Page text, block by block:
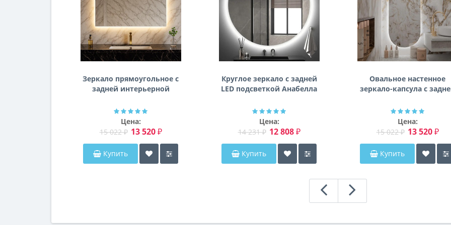
Зеркало прямоугольное с
задней интерьерной
Далтон
Цена:
15 022 ₽ 13 520 ₽
Купить
Круглое зеркало с задней
LED подсветкой Анабелла
Цена:
14 231 ₽ 12 808 ₽
Купить
Овальное настенное
зеркало-капсула с
Мэриэнн
Цена:
15 022 ₽ 13 520 ₽
Купить